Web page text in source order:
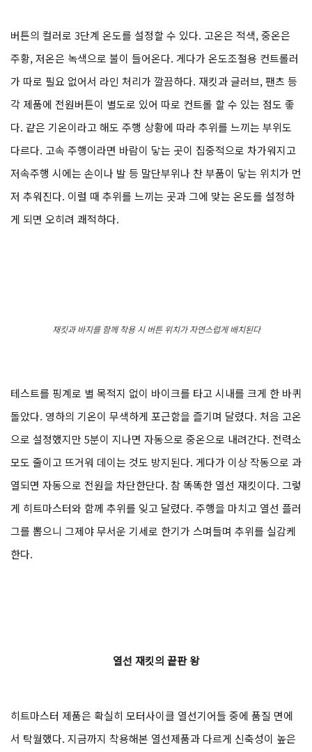
버튼의 컬러로 3단계 온도를 설정할 수 있다. 고온은 적색, 중온은
주황, 저온은 녹색으로 불이 들어온다. 게다가 온도조절용 컨트롤러
가 따로 필요 없어서 라인 처리가 깔끔하다. 재킷과 글러브, 팬츠 등
각 제품에 전원버튼이 별도로 있어 따로 컨트롤 할 수 있는 점도 좋
다. 같은 기온이라고 해도 주행 상황에 따라 추위를 느끼는 부위도
다르다. 고속 주행이라면 바람이 닿는 곳이 집중적으로 차가워지고
저속주행 시에는 손이나 발 등 말단부위나 찬 부품이 닿는 위치가 먼
저 추워진다. 이럴 때 추위를 느끼는 곳과 그에 맞는 온도를 설정하
게 되면 오히려 쾌적하다.
재킷과 바지를 함께 착용 시 버튼 위치가 자연스럽게 배치된다
테스트를 핑계로 별 목적지 없이 바이크를 타고 시내를 크게 한 바퀴
돌았다. 영하의 기온이 무색하게 포근함을 즐기며 달렸다. 처음 고온
으로 설정했지만 5분이 지나면 자동으로 중온으로 내려간다. 전력소
모도 줄이고 뜨거워 데이는 것도 방지된다. 게다가 이상 작동으로 과
열되면 자동으로 전원을 차단한단다. 참 똑똑한 열선 재킷이다. 그렇
게 히트마스터와 함께 추위를 잊고 달렸다. 주행을 마치고 열선 플러
그를 뽑으니 그제야 무서운 기세로 한기가 스며들며 추위를 실감케
한다.
열선 재킷의 끝판 왕
히트마스터 제품은 확실히 모터사이클 열선기어들 중에 품질 면에
서 탁월했다. 지금까지 착용해본 열선제품과 다르게 신축성이 높은